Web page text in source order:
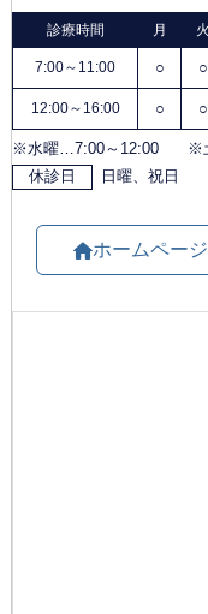
ホームページ